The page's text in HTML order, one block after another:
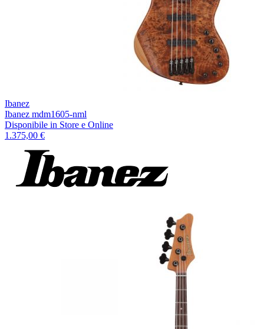
Ibanez
Ibanez mdm1605-nml
Disponibile in Store e Online
1.375,00 €